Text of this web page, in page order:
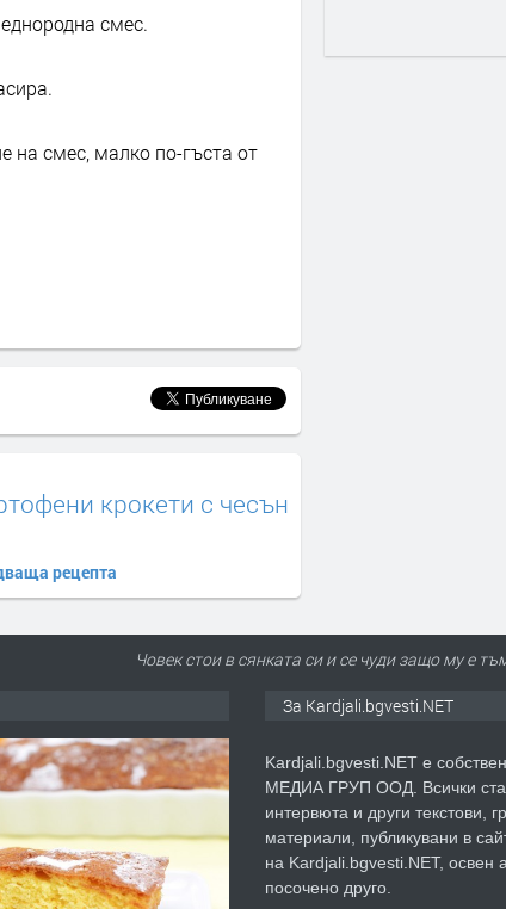
смес.
на смес, малко по-гъста от
крокети с чесън
рецепта
Човек стои в сянката си и се чуди защо му е
За Kardjali.bgvesti.NET
Kardjali.bgvesti.NET е
МЕДИА ГРУП ООД. Всички
интервюта и други текстови,
материали, публикувани в
на Kardjali.bgvesti.NET, освен
посочено друго.